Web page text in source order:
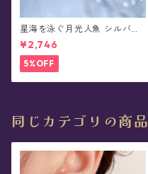
星海を泳ぐ月光人魚 シルバー
ピアス/イヤリング
¥2,746
5%OFF
同じカテゴリの商品